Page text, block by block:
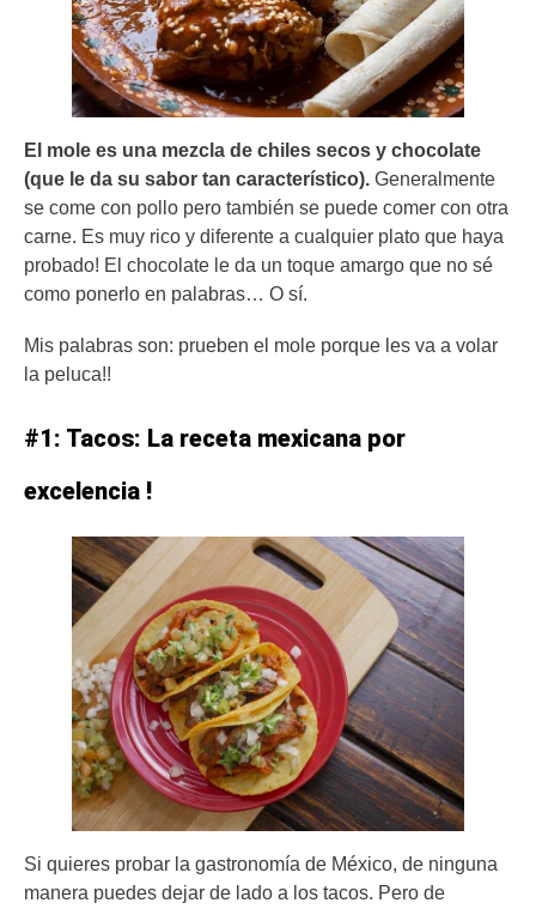
El mole es una mezcla de chiles secos y chocolate
(que le da su sabor tan característico). Generalmente
se come con pollo pero también se puede comer con otra
carne. Es muy rico y diferente a cualquier plato que haya
probado! El chocolate le da un toque amargo que no sé
como ponerlo en palabras… O sí.
Mis palabras son: prueben el mole porque les va a volar
la peluca!!
#1: Tacos: La receta mexicana por
excelencia !
Si quieres probar la gastronomía de México, de ninguna
manera puedes dejar de lado a los tacos. Pero de